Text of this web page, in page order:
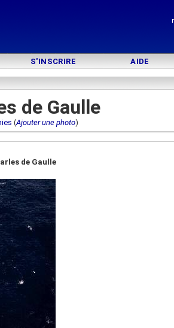
S'INSCRIRE AIDE
de Gaulle
(Ajouter une photo)
de Gaulle